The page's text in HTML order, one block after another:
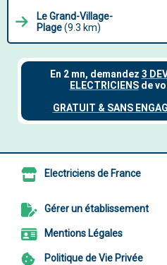
Le Grand-Village-
Plage(9.3 km)
Electriciens de France
Gérer un établissement
Mentions Légales
Politique de Vie Privée